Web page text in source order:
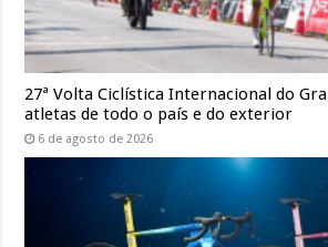
27ª Volta Ciclística Internacional do
atletas de todo o país e do exterior
6 de agosto de 2026